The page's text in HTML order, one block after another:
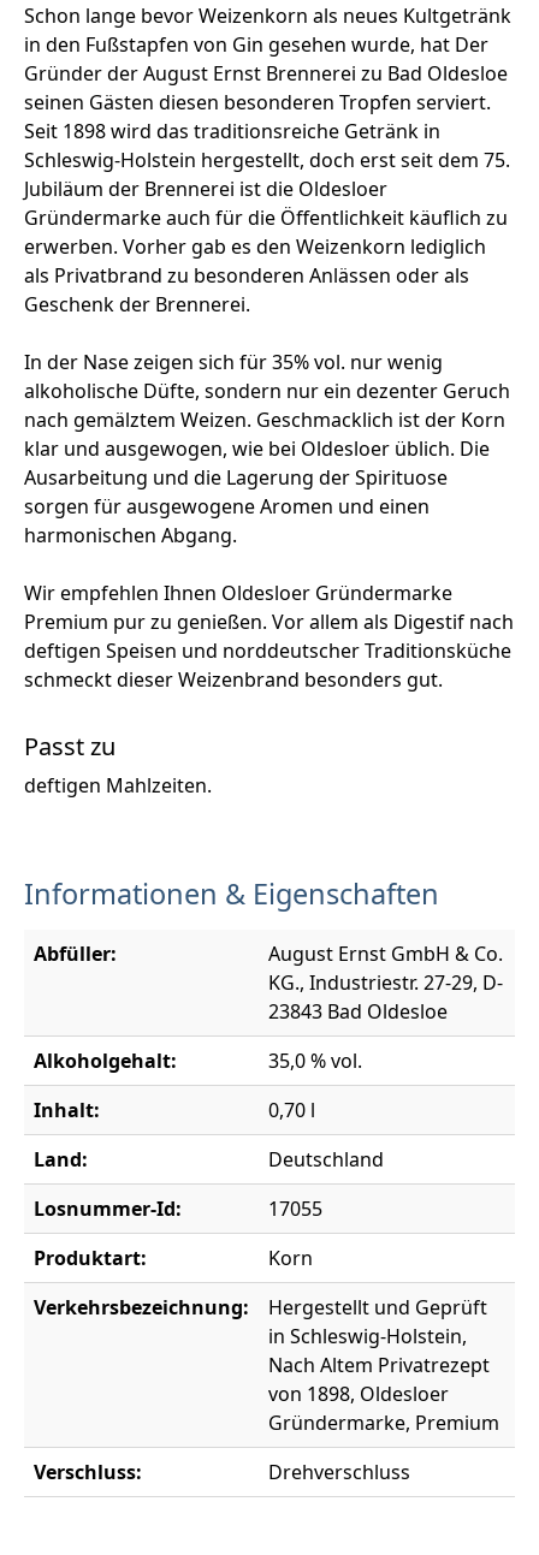
Schon lange bevor Weizenkorn als neues Kultgetränk
in den Fußstapfen von Gin gesehen wurde, hat Der
Gründer der August Ernst Brennerei zu Bad Oldesloe
seinen Gästen diesen besonderen Tropfen serviert.
Seit 1898 wird das traditionsreiche Getränk in
Schleswig-Holstein hergestellt, doch erst seit dem 75.
Jubiläum der Brennerei ist die Oldesloer
Gründermarke auch für die Öffentlichkeit käuflich zu
erwerben. Vorher gab es den Weizenkorn lediglich
als Privatbrand zu besonderen Anlässen oder als
Geschenk der Brennerei.
In der Nase zeigen sich für 35% vol. nur wenig
alkoholische Düfte, sondern nur ein dezenter Geruch
nach gemälztem Weizen. Geschmacklich ist der Korn
klar und ausgewogen, wie bei Oldesloer üblich. Die
Ausarbeitung und die Lagerung der Spirituose
sorgen für ausgewogene Aromen und einen
harmonischen Abgang.
Wir empfehlen Ihnen Oldesloer Gründermarke
Premium pur zu genießen. Vor allem als Digestif nach
deftigen Speisen und norddeutscher Traditionsküche
schmeckt dieser Weizenbrand besonders gut.
Passt zu
deftigen Mahlzeiten.
Informationen & Eigenschaften
Abfüller:
August Ernst GmbH & Co.
KG., Industriestr. 27-29, D-
23843 Bad Oldesloe
Alkoholgehalt:
35,0 % vol.
Inhalt:
0,70 l
Land:
Deutschland
Losnummer-Id:
17055
Produktart:
Korn
Verkehrsbezeichnung:
Hergestellt und Geprüft
in Schleswig-Holstein,
Nach Altem Privatrezept
von 1898, Oldesloer
Gründermarke, Premium
Verschluss:
Drehverschluss